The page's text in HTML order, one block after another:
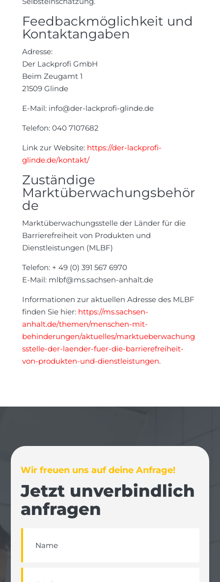
Feedbackmöglichkeit und
Kontaktangaben
Adresse:
Der Lackprofi GmbH
Beim Zeugamt 1
21509 Glinde
E-Mail: info@der-lackprofi-glinde.de
Telefon: 040 7107682
Link zur Website: https://der-lackprofi-
glinde.de/kontakt/
Zuständige
Marktüberwachungsbehör
de
Marktüberwachungsstelle der Länder für die
Barrierefreiheit von Produkten und
Dienstleistungen (MLBF)
Telefon: + 49 (0) 391 567 6970
E-Mail: mlbf@ms.sachsen-anhalt.de
Informationen zur aktuellen Adresse des MLBF
finden Sie hier: https://ms.sachsen-
anhalt.de/themen/menschen-mit-
behinderungen/aktuelles/marktueberwachung
sstelle-der-laender-fuer-die-barrierefreiheit-
von-produkten-und-dienstleistungen.
Wir freuen uns auf deine Anfrage!
Jetzt unverbindlich
anfragen